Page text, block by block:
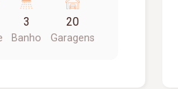
essa é a
3
Banho
20
Garagens